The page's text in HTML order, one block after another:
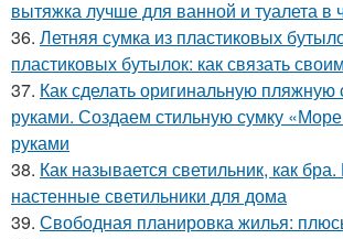
вытяжка лучше для ванной и туалета в
36. Летняя сумка из пластиковых
пластиковых бутылок: как связать
37. Как сделать оригинальную пляжную
руками. Создаем стильную сумку
руками
38. Как называется светильник, как
настенные светильники для дома
39. Свободная планировка жилья: